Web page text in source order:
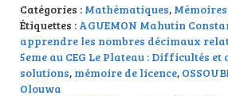
Catégories : Mathématiques,
Étiquettes : AGUEMON Mahutin
apprendre les nombres décimaux
5eme au CEG Le Plateau : Difficultés et
solutions, mémoire de licence,
Olouwa